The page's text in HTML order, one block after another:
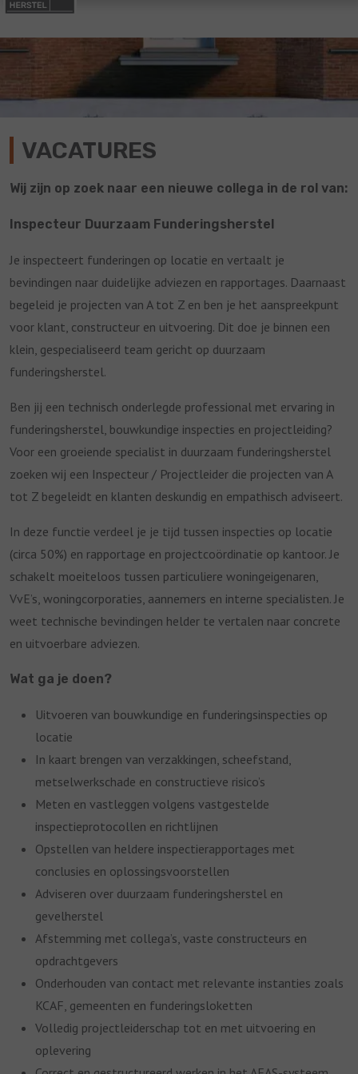
VACATURES
Wij zijn op zoek naar een nieuwe collega in de rol van:
Inspecteur Duurzaam Funderingsherstel
Je inspecteert funderingen op locatie en vertaalt je
bevindingen naar duidelijke adviezen en rapportages. Daarnaast
begeleid je projecten van A tot Z en ben je het aanspreekpunt
voor klant, constructeur en uitvoering. Dit doe je binnen een
klein, gespecialiseerd team gericht op duurzaam
funderingsherstel.
Ben jij een technisch onderlegde professional met ervaring in
funderingsherstel, bouwkundige inspecties en projectleiding?
Voor een groeiende specialist in duurzaam funderingsherstel
zoeken wij een Inspecteur / Projectleider die projecten van A
tot Z begeleidt en klanten deskundig en empathisch adviseert.
In deze functie verdeel je je tijd tussen inspecties op locatie
(circa 50%) en rapportage en projectcoördinatie op kantoor. Je
schakelt moeiteloos tussen particuliere woningeigenaren,
VvE’s, woningcorporaties, aannemers en interne specialisten. Je
weet technische bevindingen helder te vertalen naar concrete
en uitvoerbare adviezen.
Wat ga je doen?
Uitvoeren van bouwkundige en funderingsinspecties op
locatie
In kaart brengen van verzakkingen, scheefstand,
metselwerkschade en constructieve risico’s
Meten en vastleggen volgens vastgestelde
inspectieprotocollen en richtlijnen
Opstellen van heldere inspectierapportages met
conclusies en oplossingsvoorstellen
Adviseren over duurzaam funderingsherstel en
gevelherstel
Afstemming met collega’s, vaste constructeurs en
opdrachtgevers
Onderhouden van contact met relevante instanties zoals
KCAF, gemeenten en funderingsloketten
Volledig projectleiderschap tot en met uitvoering en
oplevering